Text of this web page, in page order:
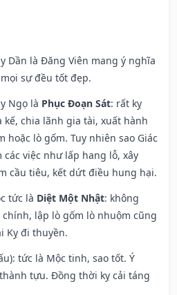
Dần là Đăng Viên mang ý nghĩa
sự đều tốt đẹp.
Ngọ là Phục Đoạn Sát: rất kỵ
chia lãnh gia tài, xuất hành
hoặc lò gốm. Tuy nhiên sao Giác
việc như lấp hang lỗ, xây
cầu tiêu, kết dứt điều hung hại.
tức là Diệt Một Nhật: không
lập lò gốm lò nhuộm cũng
Kỵ đi thuyền.
tức là Mộc tinh, sao tốt. Ý
tựu. Đồng thời kỵ cải táng